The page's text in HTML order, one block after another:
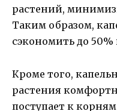
растений,
Таким образом,
сэкономить до 50%
Кроме того,
растения
поступает к